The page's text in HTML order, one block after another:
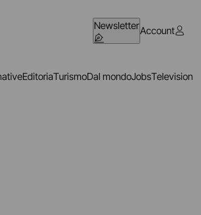
NewsletterAccount
EditoriaTurismoDal mondoJobsTelevision